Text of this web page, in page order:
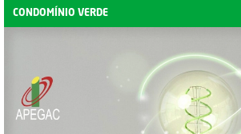
CONDOMÍNIO VERDE